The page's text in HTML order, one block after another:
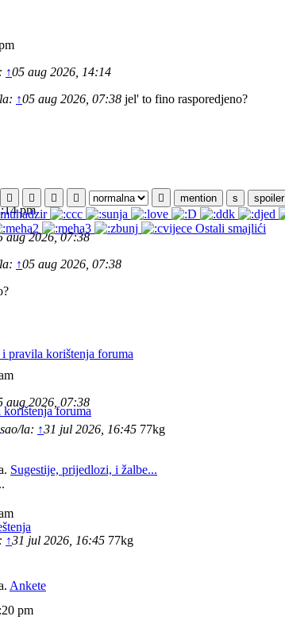
↑05 aug 2026, 14:14
↑05 aug 2026, 07:38 jel' to fino rasporedjeno?
pm
aug 2026, 07:38
↑05 aug 2026, 07:38
aug 2026, 07:38
la: ↑31 jul 2026, 16:45 77kg
↑31 jul 2026, 16:45 77kg
pm
mention
s spoiler
Ostali smajlići
pravila korištenja foruma
korištenja foruma
Zadnji
Sugestije, prijedlozi, i žalbe...
Ankete